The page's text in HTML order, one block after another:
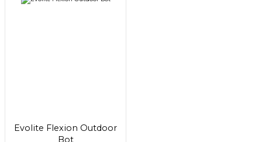
Evolite Flexion Outdoor
Bot